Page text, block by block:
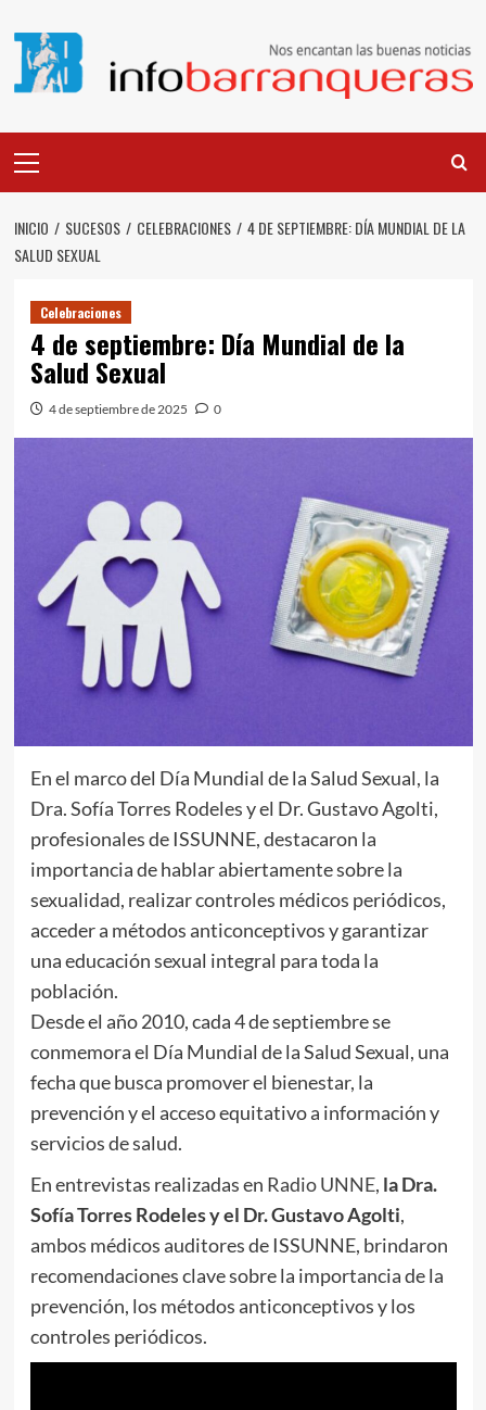
contenido
principal
INICIO SUCESOS CELEBRACIONES
4 DE SEPTIEMBRE: DÍA MUNDIAL DE LA
SALUD SEXUAL
Celebraciones
4 de septiembre: Día Mundial de la
Salud Sexual
4 de septiembre de 2025 0
En el marco del Día Mundial de la Salud Sexual, la
Dra. Sofía Torres Rodeles y el Dr. Gustavo Agolti,
profesionales de ISSUNNE, destacaron la
importancia de hablar abiertamente sobre la
sexualidad, realizar controles médicos periódicos,
acceder a métodos anticonceptivos y garantizar
una educación sexual integral para toda la
población.
Desde el año 2010, cada 4 de septiembre se
conmemora el Día Mundial de la Salud Sexual, una
fecha que busca promover el bienestar, la
prevención y el acceso equitativo a información y
servicios de salud.
En entrevistas realizadas en Radio UNNE, la Dra.
Sofía Torres Rodeles y el Dr. Gustavo Agolti,
ambos médicos auditores de ISSUNNE, brindaron
recomendaciones clave sobre la importancia de la
prevención, los métodos anticonceptivos y los
controles periódicos.